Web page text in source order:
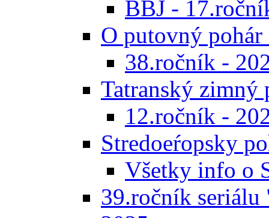
BBJ -
O putovný
38.ročník -
Tatranský zimný
12.ročník -
Stredoeŕopsky
Všetky info o
39.ročník